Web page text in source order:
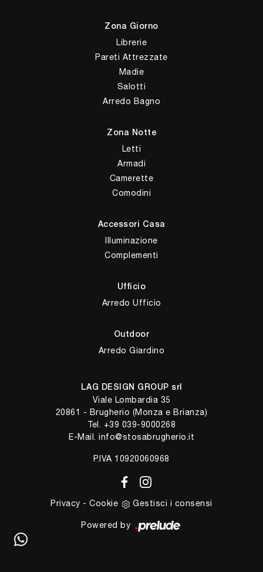
Zona Giorno
Librerie
Pareti Attrezzate
Madie
Salotti
Arredo Bagno
Zona Notte
Letti
Armadi
Camerette
Comodini
Accessori Casa
Illuminazione
Complementi
Ufficio
Arredo Ufficio
Outdoor
Arredo Giardino
LAG DESIGN GROUP srl
Viale Lombardia 35
20861 - Brugherio (Monza e Brianza)
Tel. +39 039-9000268
E-Mail. info@stosabrugherio.it
P.IVA 10920060968
Privacy -Cookie Gestisci i consensi
Powered by